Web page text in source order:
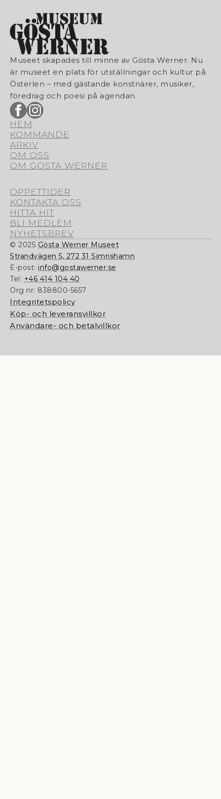
Museet skapades till minne av Gösta Werner. Nu
är museet en plats för utställningar och kultur på
Österlen – med gästande konstnärer, musiker,
föredrag och poesi på agendan.
HEM
KOMMANDE
ARKIV
OM OSS
OM GÖSTA WERNER
ÖPPETTIDER
KONTAKTA OSS
HITTA HIT
BLI MEDLEM
NYHETSBREV
© 2025 Gösta Werner Museet
Strandvägen 5, 272 31 Simrishamn
E-post: info@gostawerner.se
Tel: +46 414 104 40
Org nr: 838800-5657
Integritetspolicy
Köp- och leveransvillkor
Användare- och betalvillkor